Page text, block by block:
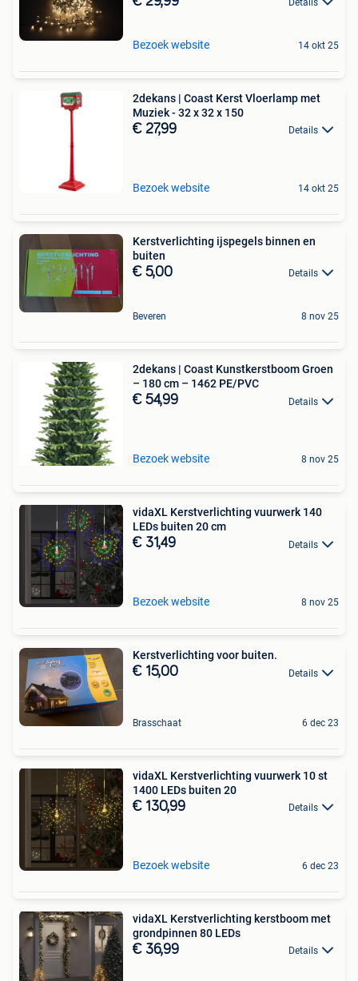
Bezoek website 14 okt 25
2dekans | Coast Kerst Vloerlamp met
Muziek - 32 x 32 x 150
€ 27,99 Details
Bezoek website 14 okt 25
Kerstverlichting ijspegels binnen en
buiten
€ 5,00 Details
Beveren 8 nov 25
2dekans | Coast Kunstkerstboom Groen
– 180 cm – 1462 PE/PVC
€ 54,99 Details
Bezoek website 8 nov 25
vidaXL Kerstverlichting vuurwerk 140
LEDs buiten 20 cm
€ 31,49 Details
Bezoek website 8 nov 25
Kerstverlichting voor buiten.
€ 15,00 Details
Brasschaat 6 dec 23
vidaXL Kerstverlichting vuurwerk 10 st
1400 LEDs buiten 20
€ 130,99 Details
Bezoek website 6 dec 23
vidaXL Kerstverlichting kerstboom met
grondpinnen 80 LEDs
€ 36,99 Details